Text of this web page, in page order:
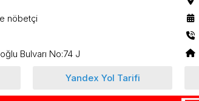
nöbetçi
Bulvarı No:74 J
Yandex Yol Tarifi